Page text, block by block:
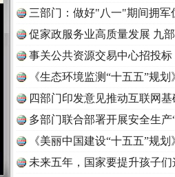
·[视频]牢记初心使命 奋进复兴征程丨红船起航
三部门：做好"八一"期间拥军
促家政服务业高质量发展 九
事关公共资源交易中心招投
《生态环境监测“十五五”规
读
四部门印发意见推动互联网
多部门联合部署开展安全生产
《美丽中国建设“十五五”规
未来五年，国家要提升孩子
行业协会接